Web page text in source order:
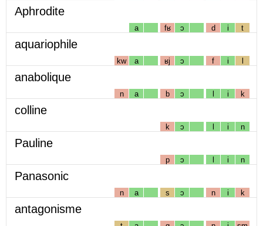
Aphrodite
a fʁ ɔ d i t
aquariophile
kw a ʁj ɔ f i l
anabolique
n a b ɔ l i k
colline
k ɔ l i n
Pauline
p ɔ l i n
Panasonic
n a s ɔ n i k
antagonisme